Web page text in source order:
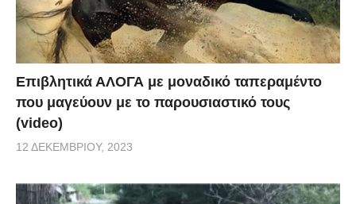
Επιβλητικά ΑΛΟΓΑ με μοναδικό ταπεραμέντο
που μαγεύουν με το παρουσιαστικό τους
(video)
12 ΔΕΚΕΜΒΡΊΟΥ, 2023